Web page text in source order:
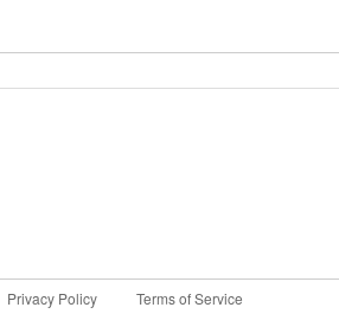
Privacy Policy Terms of Service